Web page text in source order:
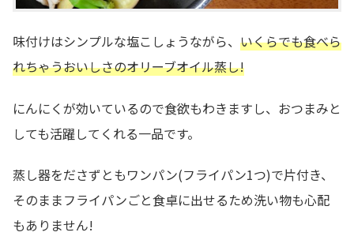
味付けはシンプルな塩こしょうながら、 いくらでも食べら
れちゃうおいしさのオリーブオイル蒸し!
にんにくが効いているので食欲もわきますし、おつまみと
しても活躍してくれる一品です。
蒸し器をださずともワンパン(フライパン1つ)で片付き、
そのままフライパンごと食卓に出せるため洗い物も心配
もありません!